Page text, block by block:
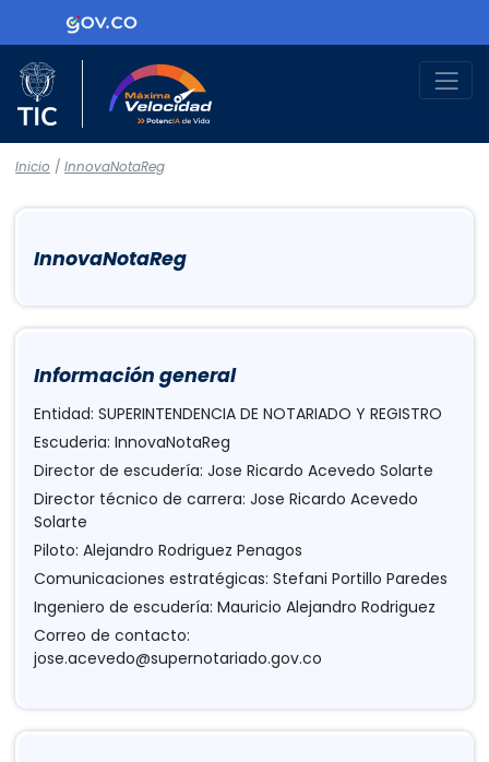
Logo Gobierno de Colombia
Logo del Ministerio TIC
Inicio / InnovaNotaReg
InnovaNotaReg
Información general
Entidad: SUPERINTENDENCIA DE NOTARIADO Y REGISTRO
Escuderia: InnovaNotaReg
Director de escudería: Jose Ricardo Acevedo Solarte
Director técnico de carrera: Jose Ricardo Acevedo
Solarte
Piloto: Alejandro Rodriguez Penagos
Comunicaciones estratégicas: Stefani Portillo Paredes
Ingeniero de escudería: Mauricio Alejandro Rodriguez
Correo de contacto:
jose.acevedo@supernotariado.gov.co